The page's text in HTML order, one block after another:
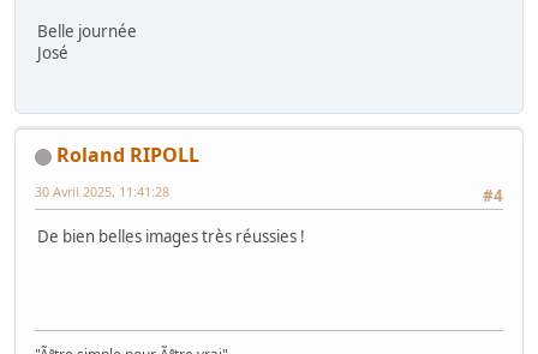
Belle journée
José
Roland RIPOLL
#4
30 Avril 2025, 11:41:28
De bien belles images très réussies !